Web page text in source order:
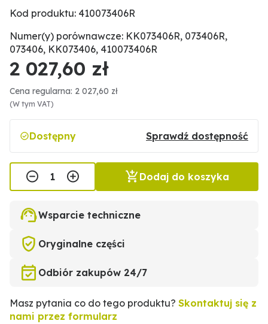
Kod produktu: 410073406R
Numer(y) porównawcze: KK073406R, 073406R,
073406, KK073406, 410073406R
2 027,60 zł
Cena regularna: 2 027,60 zł
(W tym VAT)
Dostępny Sprawdź dostępność
Dodaj do koszyka
Wsparcie techniczne
Oryginalne części
Odbiór zakupów 24/7
Masz pytania co do tego produktu? Skontaktuj się z
nami przez formularz